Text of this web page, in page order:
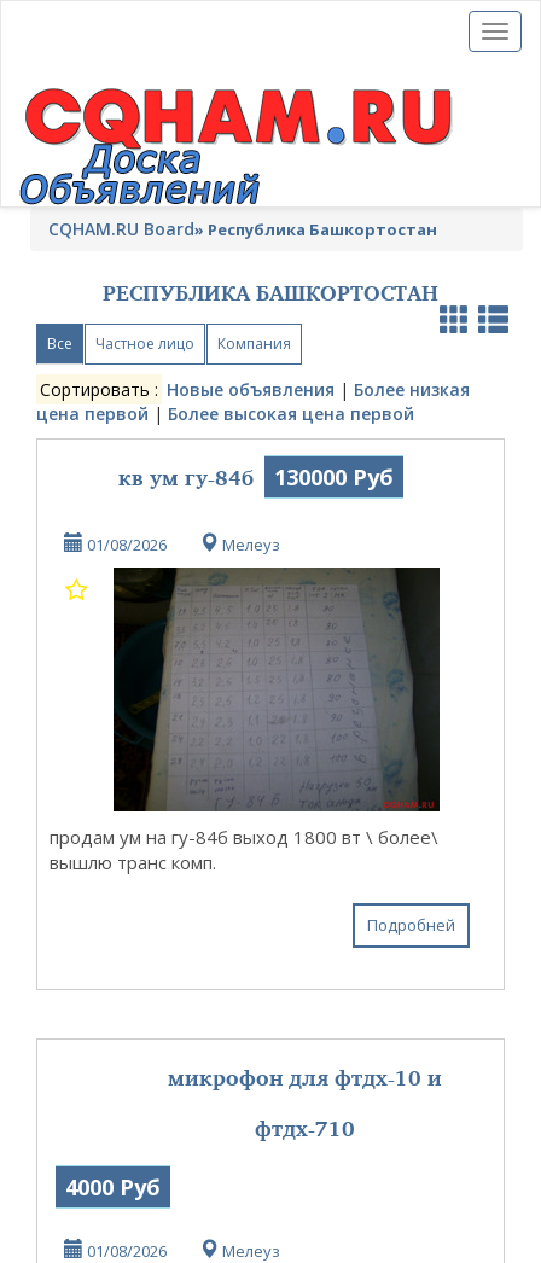
Toggle
CQHAM.RU Board» Республика Башкортостан
РЕСПУБЛИКА БАШКОРТОСТАН
Все Частное лицо Компания
Сортировать : Новые объявления | Более низкая
цена первой | Более высокая цена первой
кв ум гу-84б 130000 Руб
01/08/2026 Мелеуз
продам ум на гу-84б выход 1800 вт \ более\
вышлю транс комп.
Подробней
микрофон для фтдх-10 и
фтдх-710
4000 Руб
01/08/2026 Мелеуз